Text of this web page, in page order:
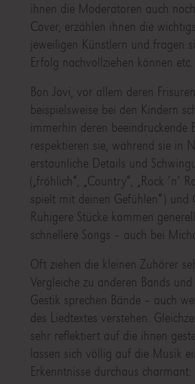
ihnen die Moderatoren auch
Cover, erzählen ihnen die
jeweiligen Künstlern und fragen
Erfolg nachvollziehen können etc.
Bon Jovi, vor allem deren
beispielsweise bei den Kindern
immerhin deren beeindruckende
respektieren sie, während sie in
erstaunliche Details und
(„fröhlich“, „Country“, „Rock ’n’
spielt mit deinen Gefühlen“) und
Ruhigere Stücke kommen
schnellere Songs – auch bei
Oft ziehen die kleinen Zuhörer
Vergleiche zu anderen Bands
Gestik sprechen Bände – auch
des Liedtextes verstehen.
sehr reflektiert auf die ihnen
lassen sich völlig auf die Musik
Erkenntnisse durchaus